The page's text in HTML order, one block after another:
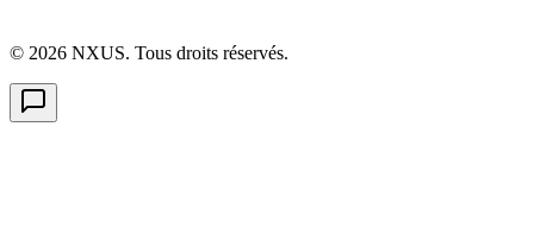
© 2026 NXUS. Tous droits réservés.